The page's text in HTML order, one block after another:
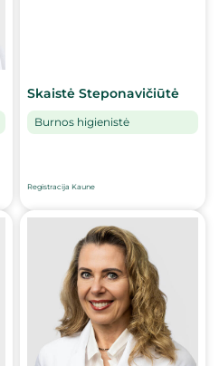
Skaistė Steponavičiūtė
Burnos higienistė
Registracija Kaune